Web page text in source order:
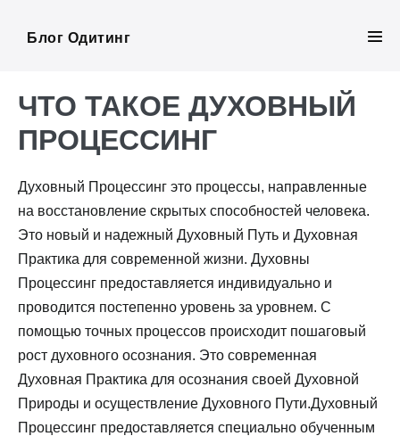
Блог Одитинг
ЧТО ТАКОЕ ДУХОВНЫЙ
ПРОЦЕССИНГ
Духовный Процессинг это процессы, направленные
на восстановление скрытых способностей человека.
Это новый и надежный Духовный Путь и Духовная
Практика для современной жизни. Духовны
Процессинг предоставляется индивидуально и
проводится постепенно уровень за уровнем. С
помощью точных процессов происходит пошаговый
рост духовного осознания. Это современная
Духовная Практика для осознания своей Духовной
Природы и осуществление Духовного Пути.Духовный
Процессинг предоставляется специально обученным